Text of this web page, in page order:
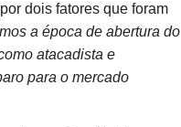
dois fatores que foram
a época de abertura do
atacadista e
para o mercado